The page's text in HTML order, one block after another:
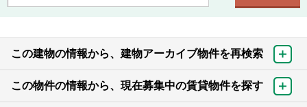
この建物の情報から、建物アーカイブ物件を再検索
この物件の情報から、現在募集中の賃貸物件を探す